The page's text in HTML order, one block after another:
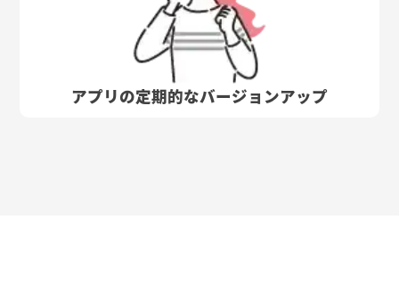
アプリの定期的なバージョンアップ